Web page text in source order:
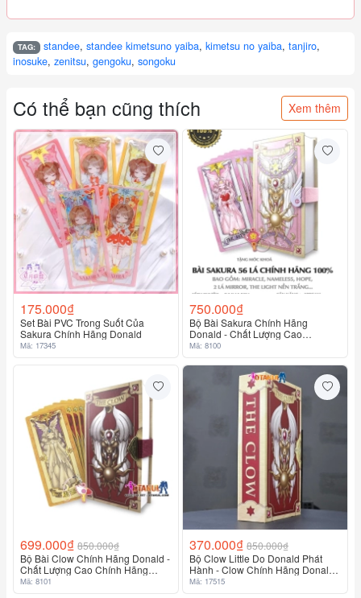
TAG: standee,standee kimetsuno yaiba,kimetsu no yaiba,tanjiro,
inosuke, zenitsu, gengoku, songoku
Có thể bạn cũng thích Xem thêm
175.000₫
Set Bài PVC Trong Suốt Của
Sakura Chính Hãng Donald
Mã: 17345
750.000₫
Bộ Bài Sakura Chính Hãng
Donald - Chất Lượng Cao
Cardcaptor Sakura
Mã: 8100
699.000₫ 850.000₫
Bộ Bài Clow Chính Hãng Donald -
Chất Lượng Cao Chính Hãng
100%
Mã: 8101
370.000₫ 850.000₫
Bộ Clow Little Do Donald Phát
Hành - Clow Chính Hãng Donald
53 Lá
Mã: 17515